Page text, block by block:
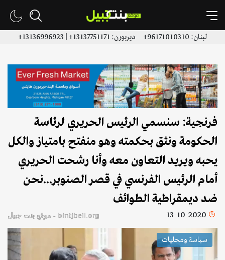
لبنان: 96171010310+ ديربورن: 13137751171+ | 13136996923+
فرنجية: سنسمي الرئيس الحريري لرئاسة
الحكومة ونثق بحكمته وهو منفتح بامتياز والكل
يحبه ويريد التعاون معه وأنا رشحت الحريري
أمام الرئيس الفرنسي في قصر الصنوبر...نحن
ضد ديمقراطية الطوائف
13-10-2020 bintjbeil.org - موقع بنت جبيل
سياسة ومحليات